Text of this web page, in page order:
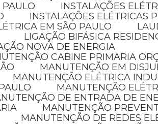
PAULO
INSTALAÇÕES
INSTALAÇÕES ELÉTRICAS
EM SÃO PAULO
LIGAÇÃO BIFÁSICA
NOVA DE ENERGIA
CABINE PRIMARIA
MANUTENÇÃO EM
MANUTENÇÃO ELÉTRICA
MANUTENÇÃO
DE ENTRADA DE
MANUTENÇÃO
MANUTENÇÃO DE REDES